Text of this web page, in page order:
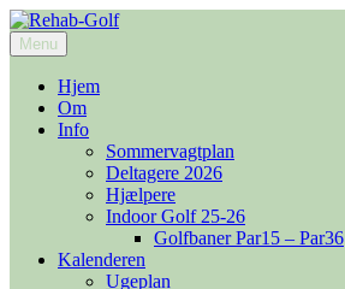
Videre
til
indhold
Rehab-Golf
Menu
Hjem
Om
Info
Sommervagtplan
Deltagere 2026
Hjælpere
Indoor Golf 25-26
Golfbaner Par15 – Par36
Kalenderen
Ugeplan